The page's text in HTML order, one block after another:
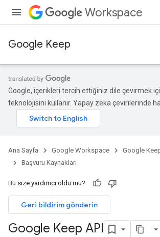
Workspace
Google Keep
Google, içerikleri tercih ettiğiniz dile çevirmek
teknolojisini kullanır. Yapay zeka çevirilerinde
Ana Sayfa Google Workspace
Google
Başvuru Kaynakları
Bu size yardımcı oldu mu?
Geri bildirim gönderin
Google Keep API